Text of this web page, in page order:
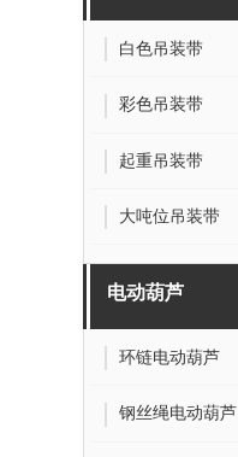
白色吊装带
彩色吊装带
起重吊装带
大吨位吊装带
电动葫芦
环链电动葫芦
钢丝绳电动葫芦